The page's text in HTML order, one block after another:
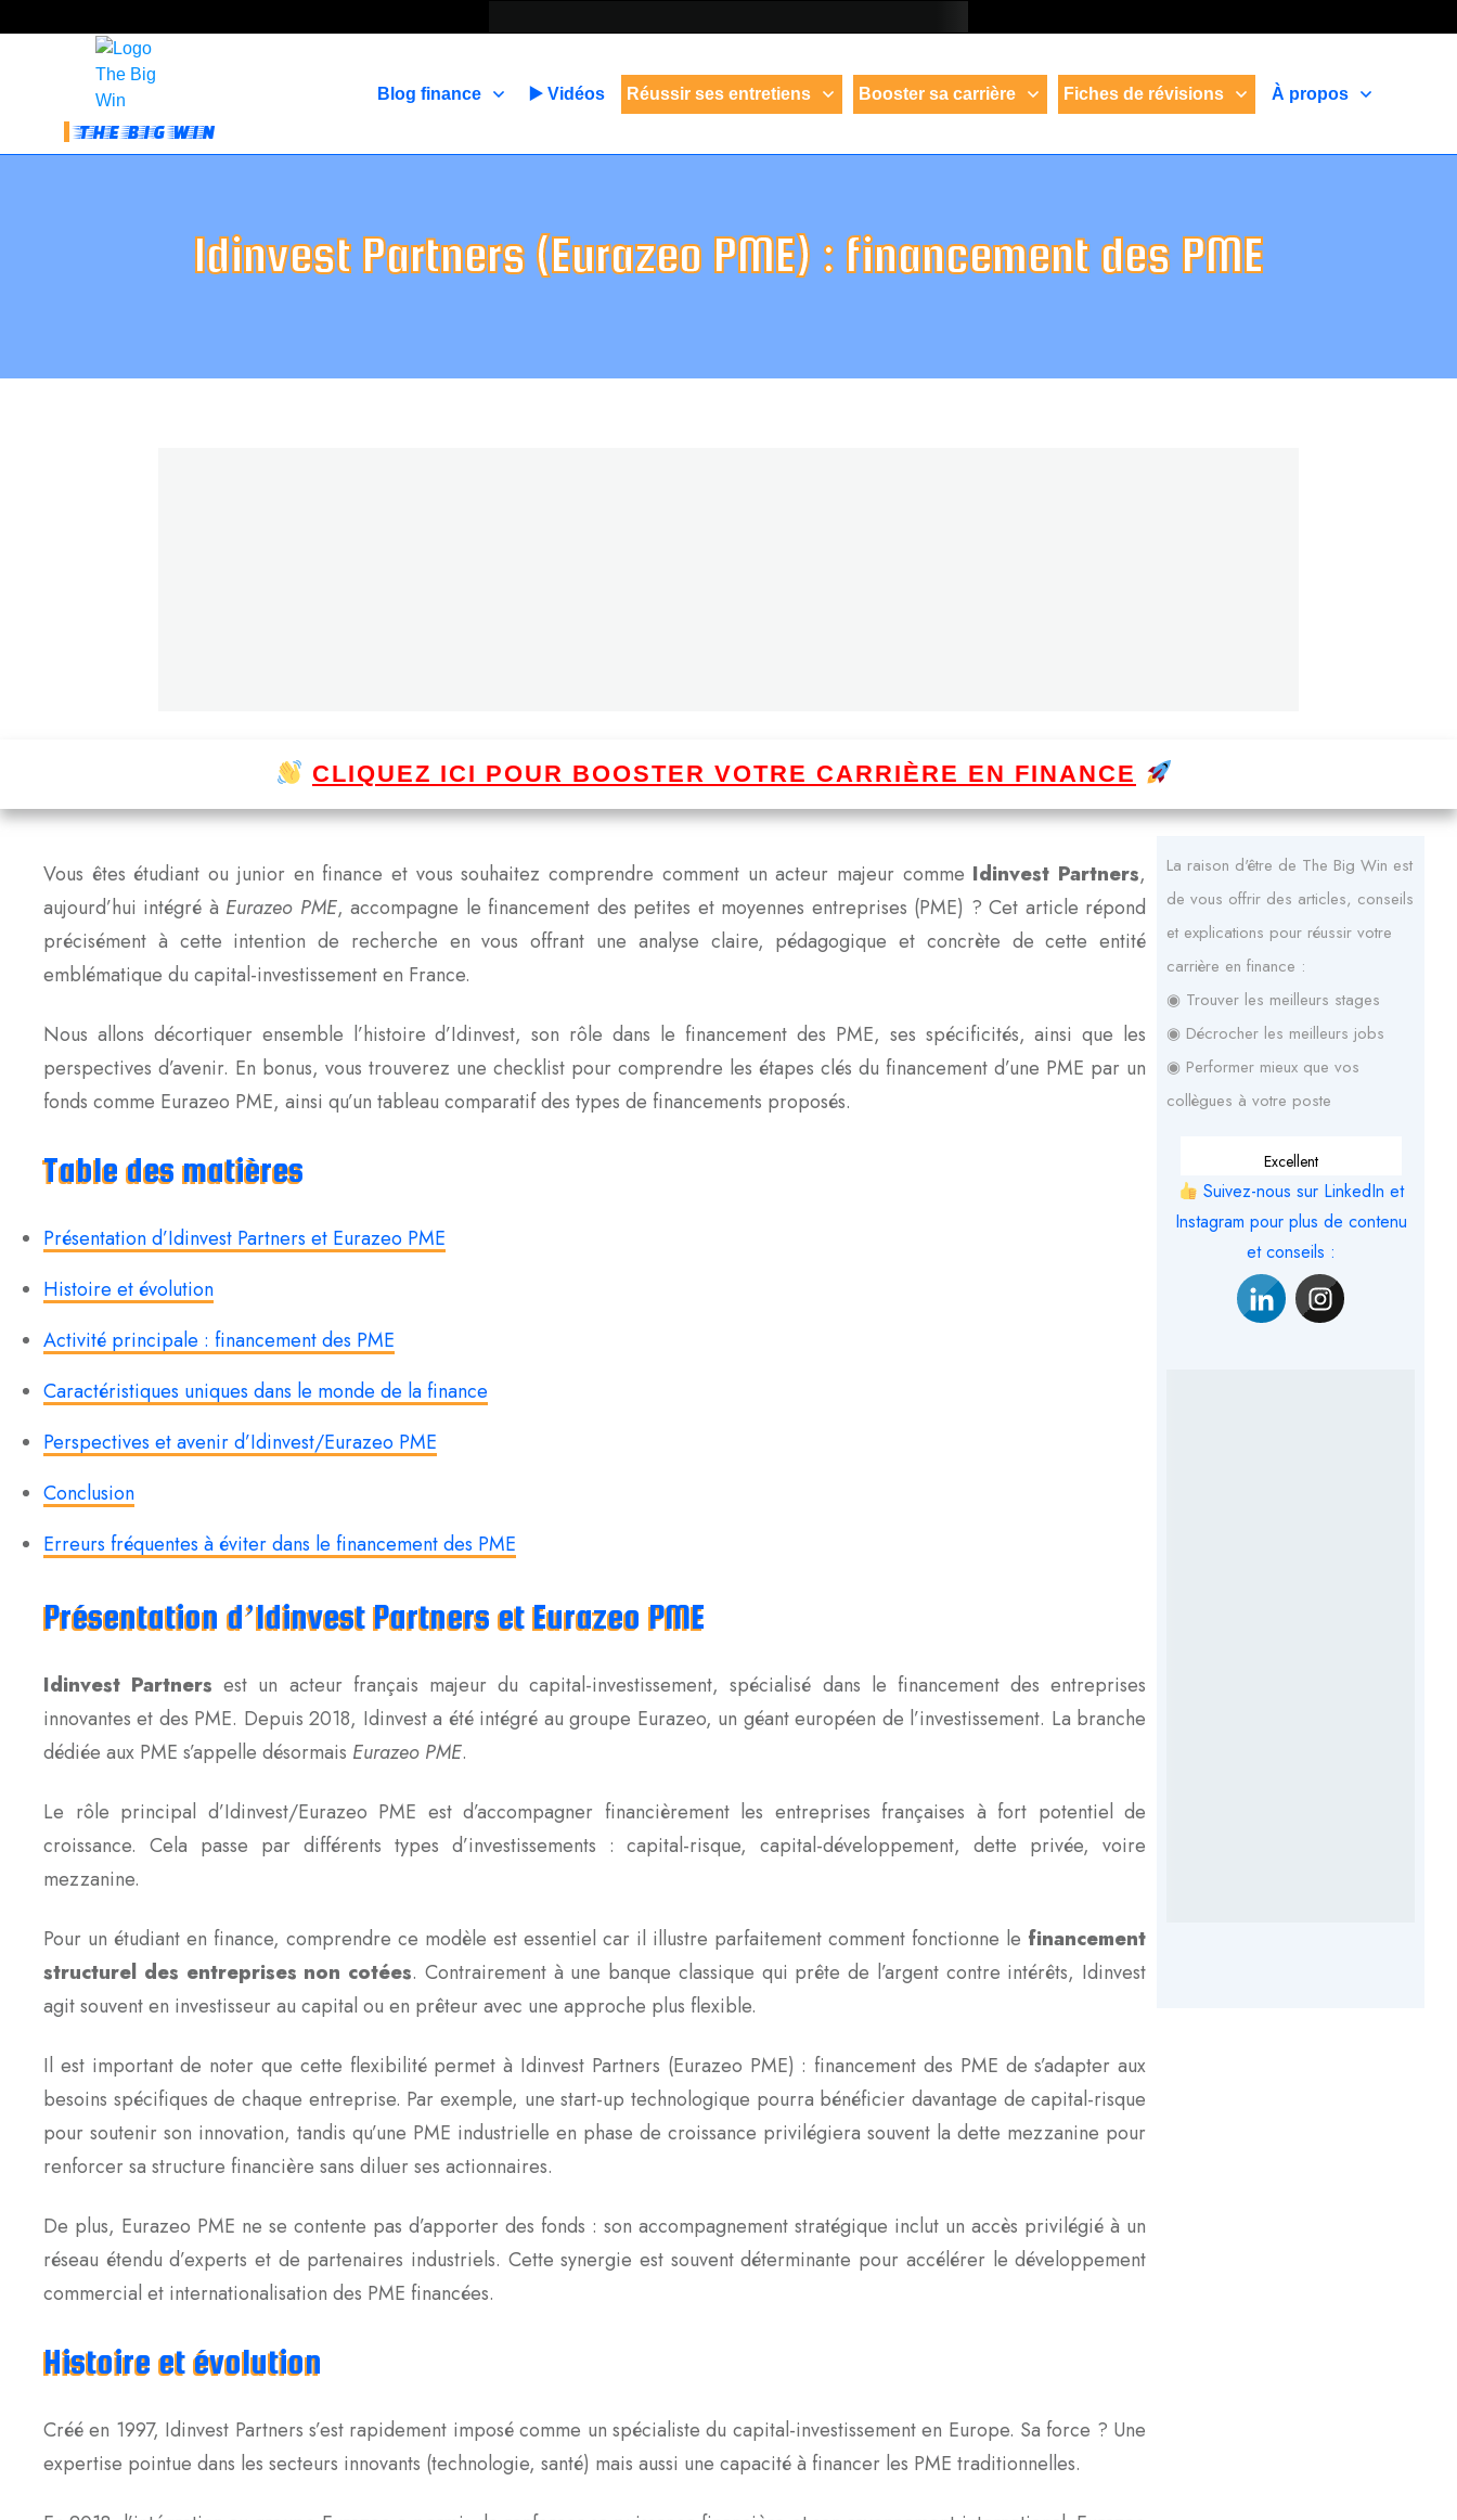
THE BIG WIN
Blog finance ▶️ Vidéos Réussir ses entretiens Booster sa carrière Fiches de révisions À propos
Idinvest Partners (Eurazeo PME) : financement des PME
CLIQUEZ ICI POUR BOOSTER VOTRE CARRIÈRE EN FINANCE
Vous êtes étudiant ou junior en finance et vous souhaitez comprendre comment un acteur majeur comme Idinvest Partners,
aujourd’hui intégré à Eurazeo PME, accompagne le financement des petites et moyennes entreprises (PME) ? Cet article répond
précisément à cette intention de recherche en vous offrant une analyse claire, pédagogique et concrète de cette entité
emblématique du capital-investissement en France.
Nous allons décortiquer ensemble l’histoire d’Idinvest, son rôle dans le financement des PME, ses spécificités, ainsi que les
perspectives d’avenir. En bonus, vous trouverez une checklist pour comprendre les étapes clés du financement d’une PME par un
fonds comme Eurazeo PME, ainsi qu’un tableau comparatif des types de financements proposés.
Table des matières
Présentation d’Idinvest Partners et Eurazeo PME
Histoire et évolution
Activité principale : financement des PME
Caractéristiques uniques dans le monde de la finance
Perspectives et avenir d’Idinvest/Eurazeo PME
Conclusion
Erreurs fréquentes à éviter dans le financement des PME
Présentation d’Idinvest Partners et Eurazeo PME
Idinvest Partners est un acteur français majeur du capital-investissement, spécialisé dans le financement des entreprises
innovantes et des PME. Depuis 2018, Idinvest a été intégré au groupe Eurazeo, un géant européen de l’investissement. La branche
dédiée aux PME s’appelle désormais Eurazeo PME.
Le rôle principal d’Idinvest/Eurazeo PME est d’accompagner financièrement les entreprises françaises à fort potentiel de
croissance. Cela passe par différents types d’investissements : capital-risque, capital-développement, dette privée, voire
mezzanine.
Pour un étudiant en finance, comprendre ce modèle est essentiel car il illustre parfaitement comment fonctionne le financement
structurel des entreprises non cotées. Contrairement à une banque classique qui prête de l’argent contre intérêts, Idinvest
agit souvent en investisseur au capital ou en prêteur avec une approche plus flexible.
Il est important de noter que cette flexibilité permet à Idinvest Partners (Eurazeo PME) : financement des PME de s’adapter aux
besoins spécifiques de chaque entreprise. Par exemple, une start-up technologique pourra bénéficier davantage de capital-risque
pour soutenir son innovation, tandis qu’une PME industrielle en phase de croissance privilégiera souvent la dette mezzanine pour
renforcer sa structure financière sans diluer ses actionnaires.
De plus, Eurazeo PME ne se contente pas d’apporter des fonds : son accompagnement stratégique inclut un accès privilégié à un
réseau étendu d’experts et de partenaires industriels. Cette synergie est souvent déterminante pour accélérer le développement
commercial et internationalisation des PME financées.
Histoire et évolution
Créé en 1997, Idinvest Partners s’est rapidement imposé comme un spécialiste du capital-investissement en Europe. Sa force ? Une
expertise pointue dans les secteurs innovants (technologie, santé) mais aussi une capacité à financer les PME traditionnelles.
La raison d'être de The Big Win est
de vous offrir des articles, conseils
et explications pour réussir votre
carrière en finance :
◉ Trouver les meilleurs stages
◉ Décrocher les meilleurs jobs
◉ Performer mieux que vos
collègues à votre poste
Excellent
Suivez-nous sur LinkedIn et
Instagram pour plus de contenu
et conseils :